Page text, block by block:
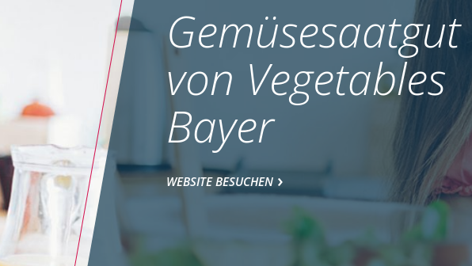
Gemüsesaatgut
von Vegetables
Bayer
WEBSITE BESUCHEN